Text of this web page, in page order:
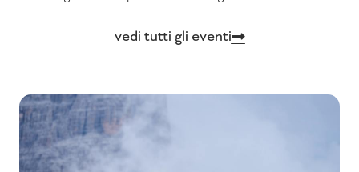
vedi tutti gli eventi